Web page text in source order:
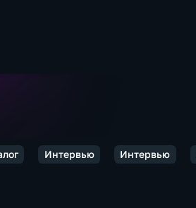
Интервью Интервью